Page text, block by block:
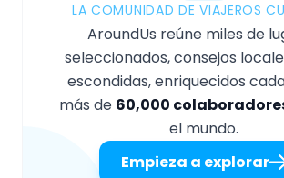
LA COMUNIDAD DE VIAJEROS
AroundUs reúne miles de
seleccionados, consejos
escondidas, enriquecidos
más de 60,000
el mundo.
Empieza a explorar